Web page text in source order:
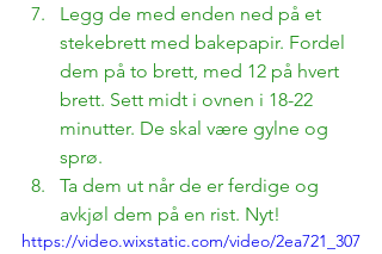
Legg de med enden ned på et
stekebrett med bakepapir. Fordel
dem på to brett, med 12 på hvert
brett. Sett midt i ovnen i 18-22
minutter. De skal være gylne og
sprø.
Ta dem ut når de er ferdige og
avkjøl dem på en rist. Nyt!
https://video.wixstatic.com/video/2ea721_307